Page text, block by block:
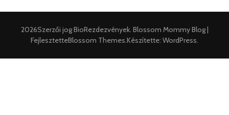
2026Szerzői jogBioRezdezvények. Blossom Mommy Blog |
FejlesztetteBlossom Themes.Készítette: WordPress.